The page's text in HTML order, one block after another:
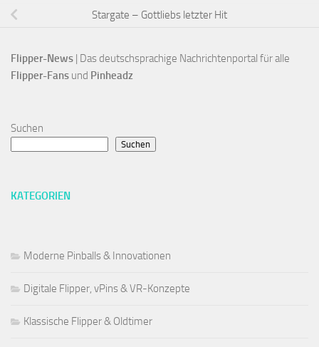
Stargate – Gottliebs letzter Hit
Flipper-News | Das deutschsprachige Nachrichtenportal für alle
Flipper-Fans und Pinheadz
Suchen
Suchen
KATEGORIEN
Moderne Pinballs & Innovationen
Digitale Flipper, vPins & VR-Konzepte
Klassische Flipper & Oldtimer